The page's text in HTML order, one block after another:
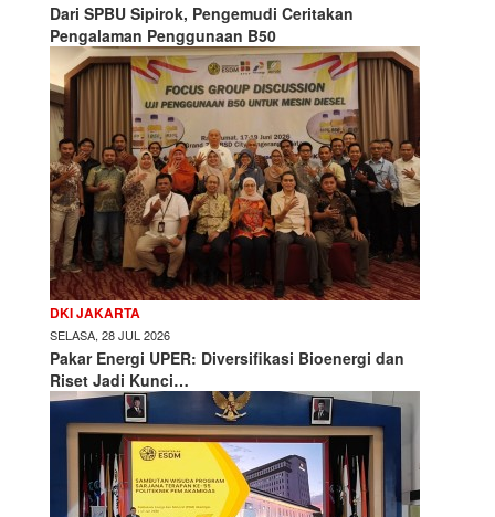
Dari SPBU Sipirok, Pengemudi Ceritakan
Pengalaman Penggunaan B50
DKI JAKARTA
SELASA, 28 JUL 2026
Pakar Energi UPER: Diversifikasi Bioenergi dan
Riset Jadi Kunci…